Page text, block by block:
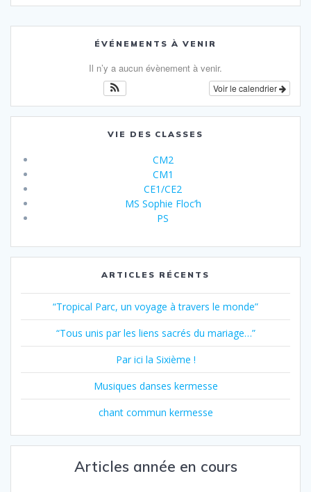
sein
articles
ÉVÉNEMENTS À VENIR
Il n’y a aucun évènement à venir.
Voir le calendrier
VIE DES CLASSES
CM2
CM1
CE1/CE2
MS Sophie Floc’h
PS
ARTICLES RÉCENTS
“Tropical Parc, un voyage à travers le monde”
“Tous unis par les liens sacrés du mariage…”
Par ici la Sixième !
Musiques danses kermesse
chant commun kermesse
Articles année en cours